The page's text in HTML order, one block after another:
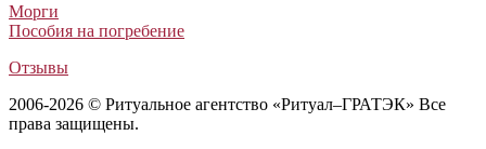
Морги
Пособия на погребение
Отзывы
2006-2026 © Ритуальное агентство «Ритуал–ГРАТЭК» Все
права защищены.